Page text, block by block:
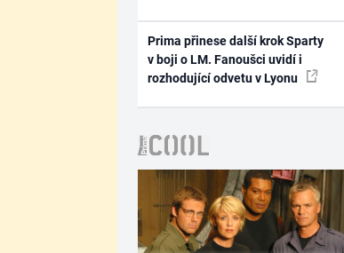
Prima přinese další krok Sparty
v boji o LM. Fanoušci uvidí i
rozhodující odvetu v Lyonu